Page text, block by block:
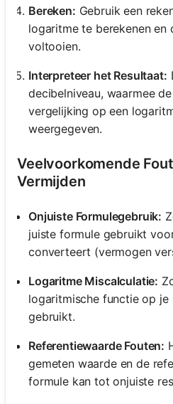
Bereken: Gebruik een
logaritme te berekenen
voltooien.
Interpreteer het Resultaat:
decibelniveau, waarmee
vergelijking op een
weergegeven.
Veelvoorkomende
Vermijden
Onjuiste Formulegebruik:
juiste formule gebruikt
converteert (vermogen
Logaritme Miscalculatie:
logaritmische functie op je
gebruikt.
Referentiewaarde Fouten:
gemeten waarde en de
formule kan tot onjuiste